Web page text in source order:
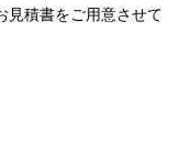
見積書をご用意させて